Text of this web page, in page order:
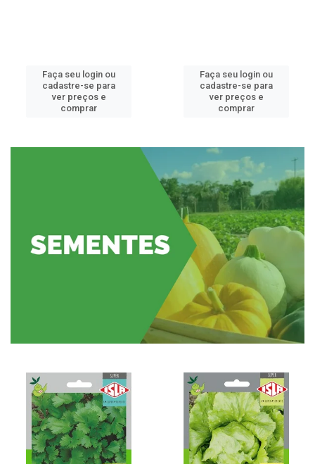
Faça seu login ou
cadastre-se para
ver preços e
comprar
Faça seu login ou
cadastre-se para
ver preços e
comprar